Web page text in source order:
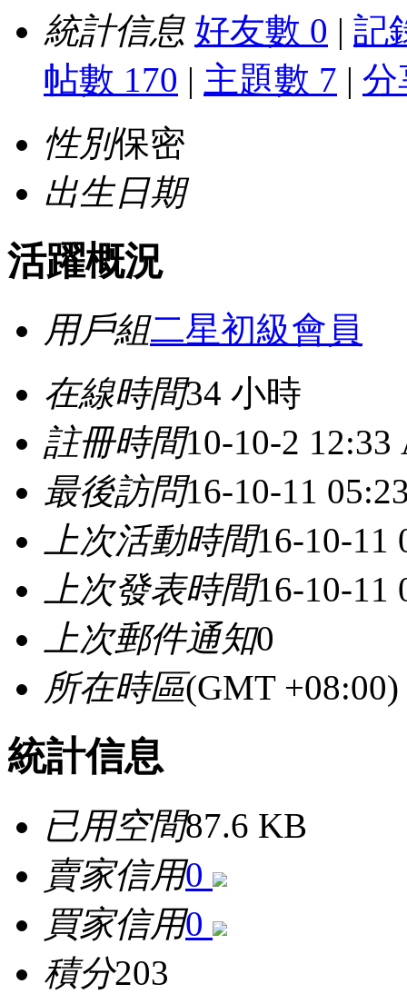
統計信息 好友數 0 | 記
帖數 170 | 主題數 7 | 分
性別保密
出生日期
活躍概況
用戶組二星初級會員
在線時間34 小時
註冊時間10-10-2 12:33
最後訪問16-10-11
上次活動時間16-10-11
上次發表時間16-10-11
上次郵件通知0
所在時區(GMT
統計信息
已用空間87.6 KB
賣家信用0
買家信用0
積分203